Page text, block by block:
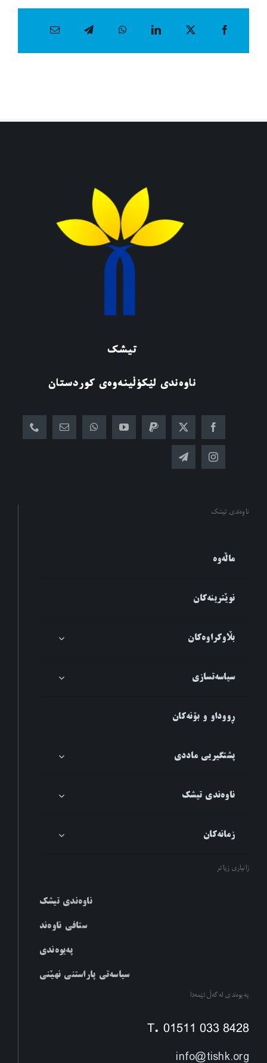
تیشک
ناوەندی لێکۆڵینەوەی کوردستان
ناوەندی تیشک
ماڵەوە
نوێترینەکان
بڵاوکراوەکان
سیاسەتسازی
ڕووداو و بۆنەکان
پشتگیریی ماددی
ناوەندی تیشک
زمانەکان
زانیاری زیاتر
ناوەندی تیشک
ستافی ناوەند
پەیوەندی
سیاسەتی پاراستنی نهێنی
پەیوەندی لەگەڵ ئێمەدا
T. 01511 033 8428
info@tishk.org